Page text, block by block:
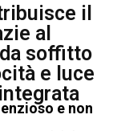
il
al
soffitto
e luce
e non